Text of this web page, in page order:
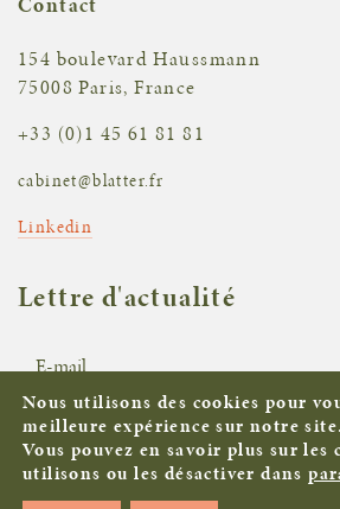
154 boulevard Haussmann
75008 Paris, France
+33 (0)1 45 61 81 81
cabinet@blatter.fr
Linkedin
Lettre d'actualité
Mentions légales
©Blatter Seynaeve 2026. All rights reserved
Nous utilisons des cookies pour
meilleure expérience sur notre site.
Vous pouvez en savoir plus sur les
utilisons ou les désactiver dans